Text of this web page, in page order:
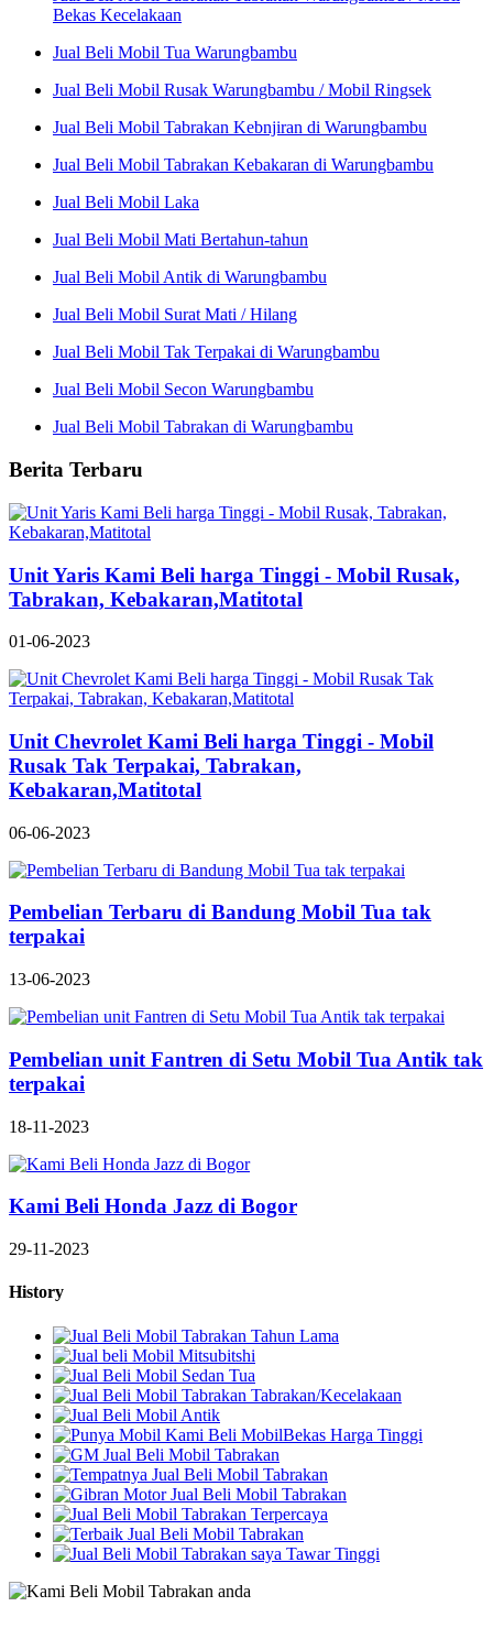
Bekas Kecelakaan
Jual Beli Mobil Tua Warungbambu
Jual Beli Mobil Rusak Warungbambu / Mobil Ringsek
Jual Beli Mobil Tabrakan Kebnjiran di Warungbambu
Jual Beli Mobil Tabrakan Kebakaran di Warungbambu
Jual Beli Mobil Laka
Jual Beli Mobil Mati Bertahun-tahun
Jual Beli Mobil Antik di Warungbambu
Jual Beli Mobil Surat Mati / Hilang
Jual Beli Mobil Tak Terpakai di Warungbambu
Jual Beli Mobil Secon Warungbambu
Jual Beli Mobil Tabrakan di Warungbambu
Berita Terbaru
Unit Yaris Kami Beli harga Tinggi - Mobil Rusak,
Tabrakan, Kebakaran,Matitotal
01-06-2023
Unit Chevrolet Kami Beli harga Tinggi - Mobil
Rusak Tak Terpakai, Tabrakan,
Kebakaran,Matitotal
06-06-2023
Pembelian Terbaru di Bandung Mobil Tua tak
terpakai
13-06-2023
Pembelian unit Fantren di Setu Mobil Tua Antik tak
terpakai
18-11-2023
Kami Beli Honda Jazz di Bogor
29-11-2023
History